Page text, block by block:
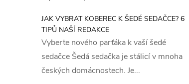
JAK VYBRAT KOBEREC K ŠEDÉ SEDAČCE? 6
TIPŮ NAŠÍ REDAKCE
Vyberte nového parťáka k vaší šedé
sedačce Šedá sedačka je stálicí v mnoha
českých domácnostech. Je...